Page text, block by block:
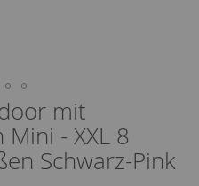
mit
- XXL 8
Schwarz-Pink